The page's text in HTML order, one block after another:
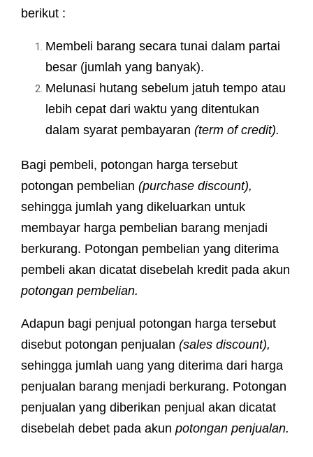
berikut :
Membeli barang secara tunai dalam partai
besar (jumlah yang banyak).
Melunasi hutang sebelum jatuh tempo atau
lebih cepat dari waktu yang ditentukan
dalam syarat pembayaran (term of credit).
Bagi pembeli, potongan harga tersebut
potongan pembelian (purchase discount),
sehingga jumlah yang dikeluarkan untuk
membayar harga pembelian barang menjadi
berkurang. Potongan pembelian yang diterima
pembeli akan dicatat disebelah kredit pada akun
potongan pembelian.
Adapun bagi penjual potongan harga tersebut
disebut potongan penjualan (sales discount),
sehingga jumlah uang yang diterima dari harga
penjualan barang menjadi berkurang. Potongan
penjualan yang diberikan penjual akan dicatat
disebelah debet pada akun potongan penjualan.